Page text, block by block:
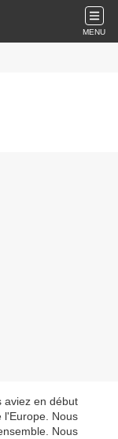
MENU
aviez en début
l'Europe. Nous
Nous